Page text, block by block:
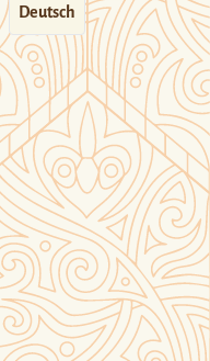
Deutsch